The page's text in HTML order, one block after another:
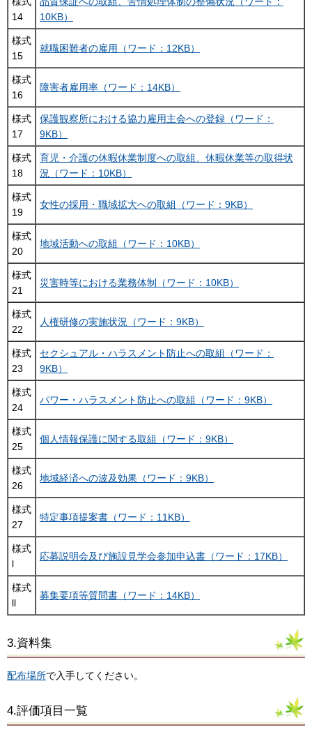
14
10KB）
様式
15
就職困難者の雇用（ワード：12KB）
様式
16
障害者雇用率（ワード：14KB）
様式
17
保護観察所における協力雇用主会への登録（ワード：
9KB）
様式
18
育児・介護の休暇休業制度への取組、休暇休業等の取得状
況（ワード：10KB）
様式
19
女性の採用・職域拡大への取組（ワード：9KB）
様式
20
地域活動への取組（ワード：10KB）
様式
21
災害時等における業務体制（ワード：10KB）
様式
22
人権研修の実施状況（ワード：9KB）
様式
23
セクシュアル・ハラスメント防止への取組（ワード：
9KB）
様式
24
パワー・ハラスメント防止への取組（ワード：9KB）
様式
25
個人情報保護に関する取組（ワード：9KB）
様式
26
地域経済への波及効果（ワード：9KB）
様式
27
特定事項提案書（ワード：11KB）
様式
l
応募説明会及び施設見学会参加申込書（ワード：17KB）
様式
ll
募集要項等質問書（ワード：14KB）
3.資料集
配布場所で入手してください。
4.評価項目一覧